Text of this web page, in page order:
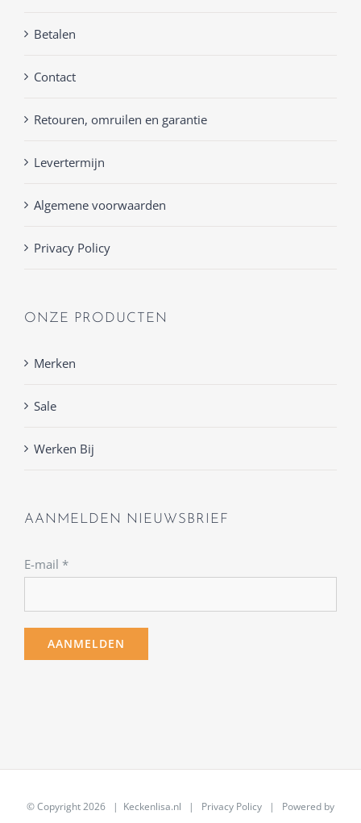
Betalen
Contact
Retouren, omruilen en garantie
Levertermijn
Algemene voorwaarden
Privacy Policy
ONZE PRODUCTEN
Merken
Sale
Werken Bij
AANMELDEN NIEUWSBRIEF
E-mail *
© Copyright2026 | Keckenlisa.nl | Privacy Policy | Powered by